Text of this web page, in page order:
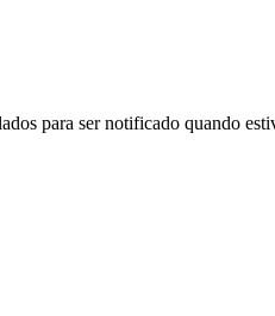
para ser notificado quando